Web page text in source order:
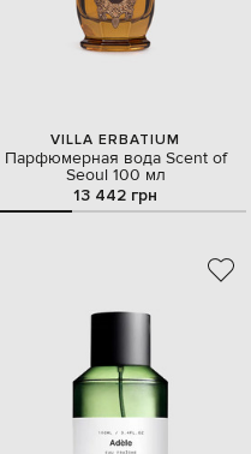
VILLA ERBATIUM
Парфюмерная вода Scent of
Seoul 100 мл
13 442 грн